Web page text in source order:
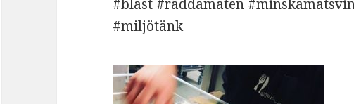
#blast #räddamaten
#miljötänk